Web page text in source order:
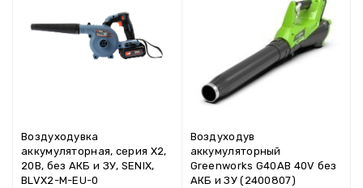
Воздуходувка
аккумуляторная, серия X2,
20В, без АКБ и ЗУ, SENIX,
BLVX2-M-EU-0
Воздуходув
аккумуляторный
Greenworks G40AB 40V без
АКБ и ЗУ (2400807)